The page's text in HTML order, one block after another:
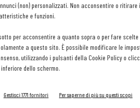
(non) personalizzati. Non acconsentire o
e funzioni.
per acconsentire a quanto sopra o per fare
a questo sito. È possibile modificare le
utilizzando i pulsanti della Cookie Policy o
dello schermo.
Gestisci 1771 fornitori Per saperne di più su questi scopi
dalla filosofia green del ristorante. «Le
gastronomica non è da meno. La riduzione